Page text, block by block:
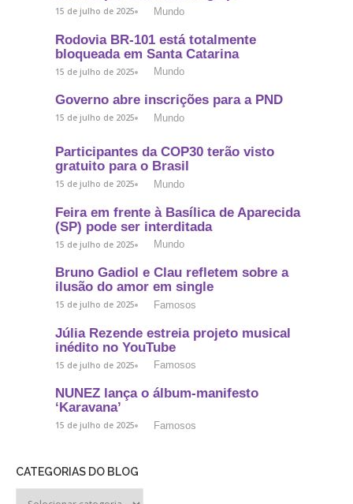
15 de julho de 2025 Mundo
Rodovia BR-101 está totalmente
bloqueada em Santa Catarina
15 de julho de 2025 Mundo
Governo abre inscrições para a PND
15 de julho de 2025 Mundo
Participantes da COP30 terão visto
gratuito para o Brasil
15 de julho de 2025 Mundo
Feira em frente à Basílica de Aparecida
(SP) pode ser interditada
15 de julho de 2025 Mundo
Bruno Gadiol e Clau refletem sobre a
ilusão do amor em single
15 de julho de 2025 Famosos
Júlia Rezende estreia projeto musical
inédito no YouTube
15 de julho de 2025 Famosos
NUNEZ lança o álbum-manifesto
‘Karavana’
15 de julho de 2025 Famosos
CATEGORIAS DO BLOG